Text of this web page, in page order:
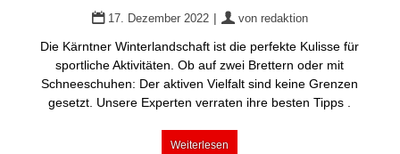
17. Dezember 2022 | von redaktion
Die Kärntner Winterlandschaft ist die perfekte Kulisse für
sportliche Aktivitäten. Ob auf zwei Brettern oder mit
Schneeschuhen: Der aktiven Vielfalt sind keine Grenzen
gesetzt. Unsere Experten verraten ihre besten Tipps .
Weiterlesen